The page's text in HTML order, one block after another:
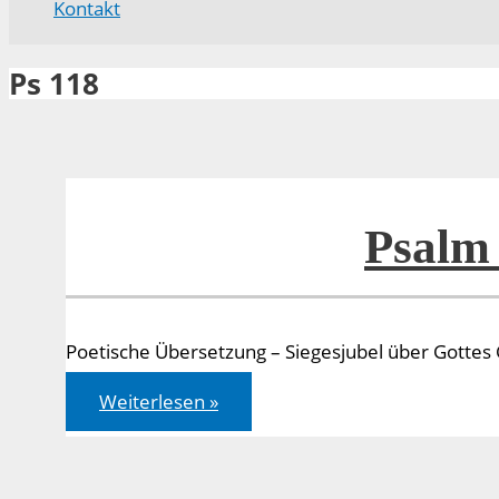
Kontakt
Ps 118
Psalm
Poetische Übersetzung – Siegesjubel über Gottes
Psalm
118
Weiterlesen »